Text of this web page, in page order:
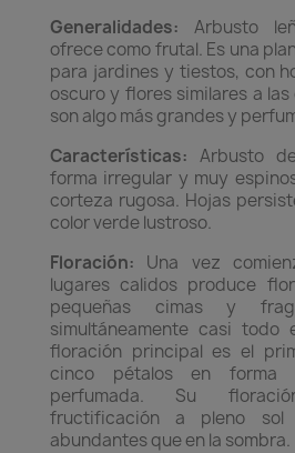
Generalidades: Arbusto
ofrece como frutal. Es una
para jardines y tiestos, con
oscuro y flores similares a
son algo más grandes y
Características:Arbusto
forma irregular y muy
corteza rugosa. Hojas
color verde lustroso.
Floración: Una vez
lugares calidos produce
pequeñas cimas y
simultáneamente casi todo
floración principal es el
cinco pétalos en forma
perfumada. Su
fructificación a pleno sol
abundantes que en la sombra.